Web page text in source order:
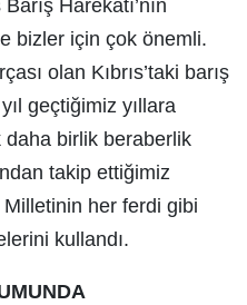
Harekatı’nın
bizler için çok önemli.
olan Kıbrıs’taki barış
geçtiğimiz yıllara
birlik beraberlik
takip ettiğimiz
Milletinin her ferdi gibi
kullandı.